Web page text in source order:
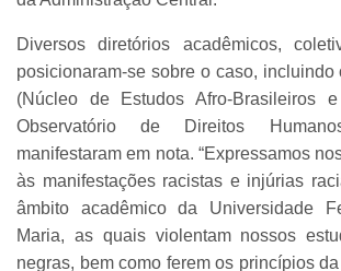
Diversos diretórios acadêmicos,
posicionaram-se sobre o caso, incluindo
(Núcleo de Estudos Afro-Brasileiros
Observatório de Direitos
manifestaram em nota. “Expressamos
às manifestações racistas e injúrias
âmbito acadêmico da Universidade
Maria, as quais violentam nossos
negras, bem como ferem os princípios